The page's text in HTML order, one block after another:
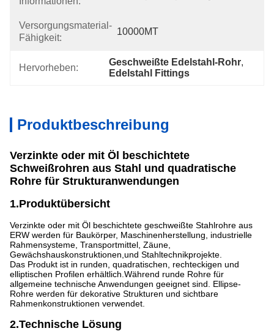
Versorgungsmaterial-
Fähigkeit:
10000MT
Hervorheben:
Geschweißte Edelstahl-Rohr,
Edelstahl Fittings
Produktbeschreibung
Verzinkte oder mit Öl beschichtete
Schweißrohren aus Stahl und quadratische
Rohre für Strukturanwendungen
1.Produktübersicht
Verzinkte oder mit Öl beschichtete geschweißte Stahlrohre aus
ERW werden für Baukörper, Maschinenherstellung, industrielle
Rahmensysteme, Transportmittel, Zäune,
Gewächshauskonstruktionen,und Stahltechnikprojekte.
Das Produkt ist in runden, quadratischen, rechteckigen und
elliptischen Profilen erhältlich.Während runde Rohre für
allgemeine technische Anwendungen geeignet sind. Ellipse-
Rohre werden für dekorative Strukturen und sichtbare
Rahmenkonstruktionen verwendet.
2.Technische Lösung